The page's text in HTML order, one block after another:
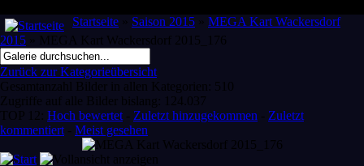
Startseite » Saison 2015 » MEGA Kart Wackersdorf
2015 » MEGA Kart Wackersdorf 2015_176
Zurück zur Kategorieübersicht
Gesamtanzahl Bilder in allen Kategorien: 510
Zugriffe auf alle Bilder bislang: 124.037
TOP 12: Hoch bewertet - Zuletzt hinzugekommen - Zuletzt
kommentiert - Meist gesehen